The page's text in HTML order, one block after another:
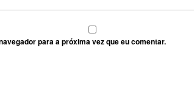
para a próxima vez que eu comentar.